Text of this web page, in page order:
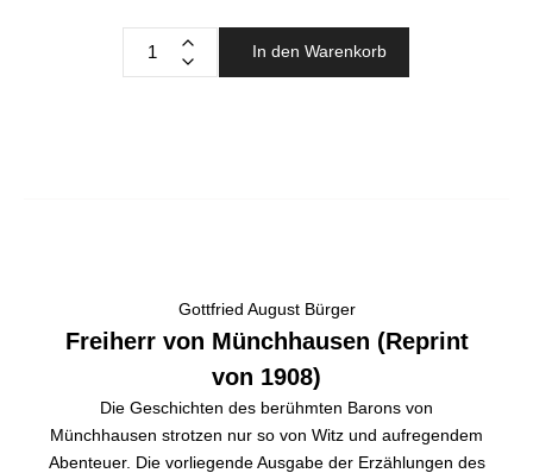
In den Warenkorb
Gottfried August Bürger
Freiherr von Münchhausen (Reprint
von 1908)
Die Geschichten des berühmten Barons von
Münchhausen strotzen nur so von Witz und aufregendem
Abenteuer. Die vorliegende Ausgabe der Erzählungen des